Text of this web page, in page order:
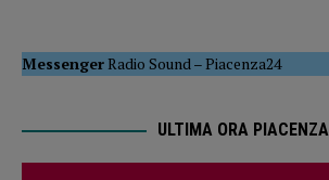
MessengerRadio Sound –Piacenza24
ULTIMA ORA PIACENZA